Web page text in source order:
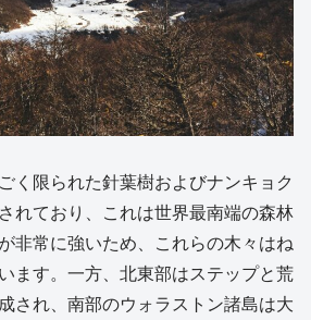
く限られた針葉樹およびナンキョク
れており、これは世界最南端の森林
非常に強いため、これらの木々はね
ます。一方、北東部はステップと荒
され、南部のウォラストン諸島は大